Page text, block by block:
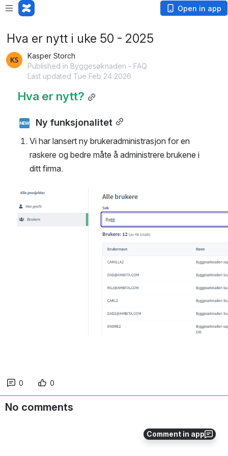
Open in app
Comment in app
Hva er nytt i uke 50 - 2025
Kasper Storch
Published in Byggesøknaden - FAQ
Last updated Tue Feb 24 2026
Hva er nytt?
  Ny funksjonalitet
Vi har lansert ny brukeradministrasjon for en
raskere og bedre måte å administrere brukene i
ditt firma.
Open
0 0
No comments